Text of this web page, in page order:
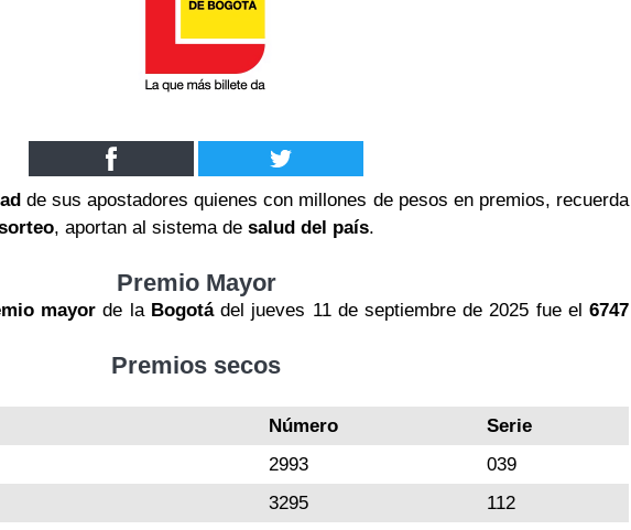
de sus apostadores quienes con millones de pesos en premios, recuerda
, aportan al sistema de salud del país.
Premio Mayor
mayor de la Bogotádel jueves 11 de septiembre de 2025 fue el6747
Premios secos
Número
Serie
2993
039
3295
112